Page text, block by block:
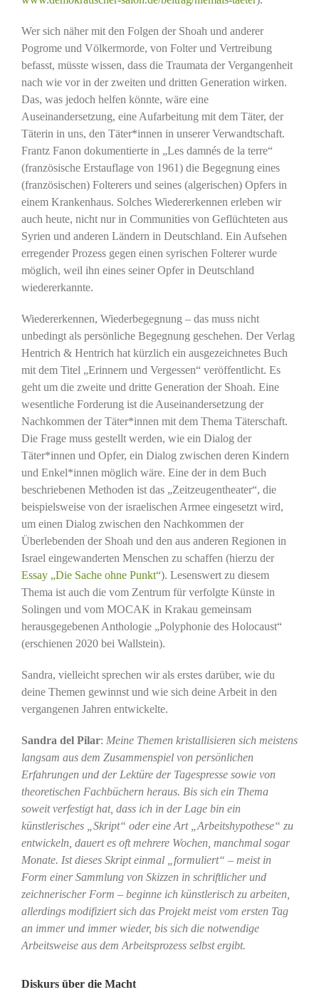
Wer sich näher mit den Folgen der Shoah und anderer
Pogrome und Völkermorde, von Folter und Vertreibung
befasst, müsste wissen, dass die Traumata der Vergangenheit
nach wie vor in der zweiten und dritten Generation wirken.
Das, was jedoch helfen könnte, wäre eine
Auseinandersetzung, eine Aufarbeitung mit dem Täter, der
Täterin in uns, den Täter*innen in unserer Verwandtschaft.
Frantz Fanon dokumentierte in „Les damnés de la terre“
(französische Erstauflage von 1961) die Begegnung eines
(französischen) Folterers und seines (algerischen) Opfers in
einem Krankenhaus. Solches Wiedererkennen erleben wir
auch heute, nicht nur in Communities von Geflüchteten aus
Syrien und anderen Ländern in Deutschland. Ein Aufsehen
erregender Prozess gegen einen syrischen Folterer wurde
möglich, weil ihn eines seiner Opfer in Deutschland
wiedererkannte.
Wiedererkennen, Wiederbegegnung – das muss nicht
unbedingt als persönliche Begegnung geschehen. Der Verlag
Hentrich & Hentrich hat kürzlich ein ausgezeichnetes Buch
mit dem Titel „Erinnern und Vergessen“ veröffentlicht. Es
geht um die zweite und dritte Generation der Shoah. Eine
wesentliche Forderung ist die Auseinandersetzung der
Nachkommen der Täter*innen mit dem Thema Täterschaft.
Die Frage muss gestellt werden, wie ein Dialog der
Täter*innen und Opfer, ein Dialog zwischen deren Kindern
und Enkel*innen möglich wäre. Eine der in dem Buch
beschriebenen Methoden ist das „Zeitzeugentheater“, die
beispielsweise von der israelischen Armee eingesetzt wird,
um einen Dialog zwischen den Nachkommen der
Überlebenden der Shoah und den aus anderen Regionen in
Israel eingewanderten Menschen zu schaffen (hierzu der
Essay „Die Sache ohne Punkt“). Lesenswert zu diesem
Thema ist auch die vom Zentrum für verfolgte Künste in
Solingen und vom MOCAK in Krakau gemeinsam
herausgegebenen Anthologie „Polyphonie des Holocaust“
(erschienen 2020 bei Wallstein).
Sandra, vielleicht sprechen wir als erstes darüber, wie du
deine Themen gewinnst und wie sich deine Arbeit in den
vergangenen Jahren entwickelte.
Sandra del Pilar: Meine Themen kristallisieren sich meistens
langsam aus dem Zusammenspiel von persönlichen
Erfahrungen und der Lektüre der Tagespresse sowie von
theoretischen Fachbüchern heraus. Bis sich ein Thema
soweit verfestigt hat, dass ich in der Lage bin ein
künstlerisches „Skript“ oder eine Art „Arbeitshypothese“ zu
entwickeln, dauert es oft mehrere Wochen, manchmal sogar
Monate. Ist dieses Skript einmal „formuliert“ – meist in
Form einer Sammlung von Skizzen in schriftlicher und
zeichnerischer Form – beginne ich künstlerisch zu arbeiten,
allerdings modifiziert sich das Projekt meist vom ersten Tag
an immer und immer wieder, bis sich die notwendige
Arbeitsweise aus dem Arbeitsprozess selbst ergibt.
Diskurs über die Macht